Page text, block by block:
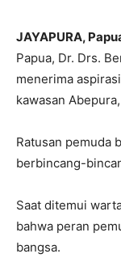
JAYAPURA,
Papua, Dr. Drs.
menerima
kawasan
Ratusan pemuda
berbincang-
Saat ditemui
bahwa peran
bangsa.